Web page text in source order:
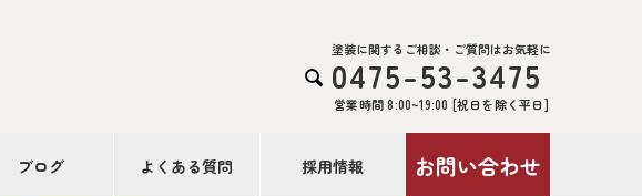

塗装に関するご相談・ご質問はお気軽に
0475-53-3475
営業時間 8:00~19:00 [祝日を除く平日]
ブログ よくある質問 採用情報 お問い合わせ